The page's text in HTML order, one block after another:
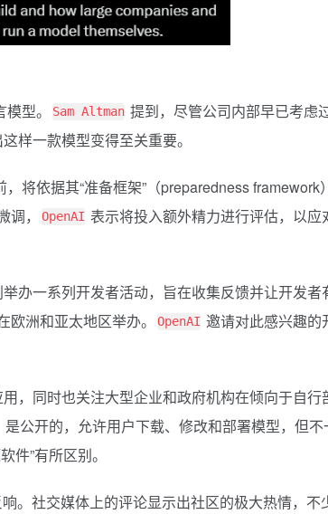
型。 Sam Altman 提到，尽管公司内部早已考虑
样一款模型变得至关重要。
将依据其“准备框架”（preparedness framework
，
OpenAI 表示将投入额外精力进行评估，以应
办一系列开发者活动，旨在收集反馈并让开发者
洲和亚太地区举办。
OpenAI 邀请对此感兴趣的
，同时也关注大型企业和政府机构在倾向于自行
公开的，允许用户下载、修改和部署模型，但不
件”有所区别。
。社交媒体上的评论显示出社区的极大热情，不